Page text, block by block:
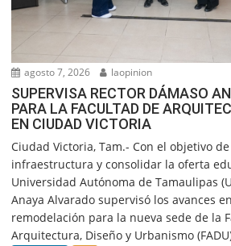
agosto 7, 2026 laopinion
SUPERVISA RECTOR DÁMASO
PARA LA FACULTAD DE
EN CIUDAD VICTORIA
Ciudad Victoria, Tam.- Con el objetivo
infraestructura y consolidar la oferta
Universidad Autónoma de Tamaulipas
Anaya Alvarado supervisó los avances
remodelación para la nueva sede de la
Arquitectura, Diseño y Urbanismo